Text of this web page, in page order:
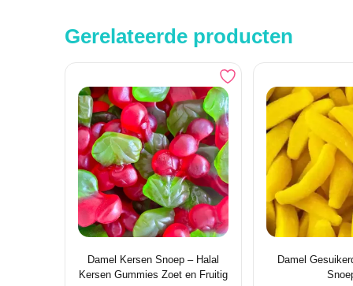
Gerelateerde producten
Damel Kersen Snoep – Halal
Kersen Gummies Zoet en Fruitig
Damel